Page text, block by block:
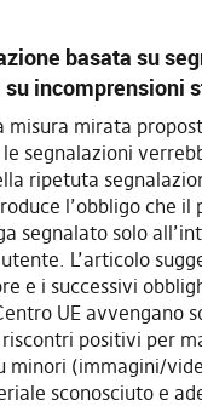
basata su
su incomprensioni
misura mirata
le segnalazioni
ripetuta
l’obbligo che il
segnalato solo
L’articolo
e i successivi
UE avvengano
positivi per
minori (immagini/
sconosciuto e